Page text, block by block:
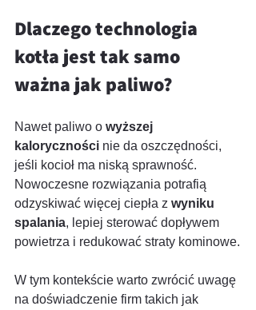
Dlaczego technologia
kotła jest tak samo
ważna jak paliwo?
Nawet paliwo o wyższej
kaloryczności nie da oszczędności,
jeśli kocioł ma niską sprawność.
Nowoczesne rozwiązania potrafią
odzyskiwać więcej ciepła z wyniku
spalania, lepiej sterować dopływem
powietrza i redukować straty kominowe.
W tym kontekście warto zwrócić uwagę
na doświadczenie firm takich jak